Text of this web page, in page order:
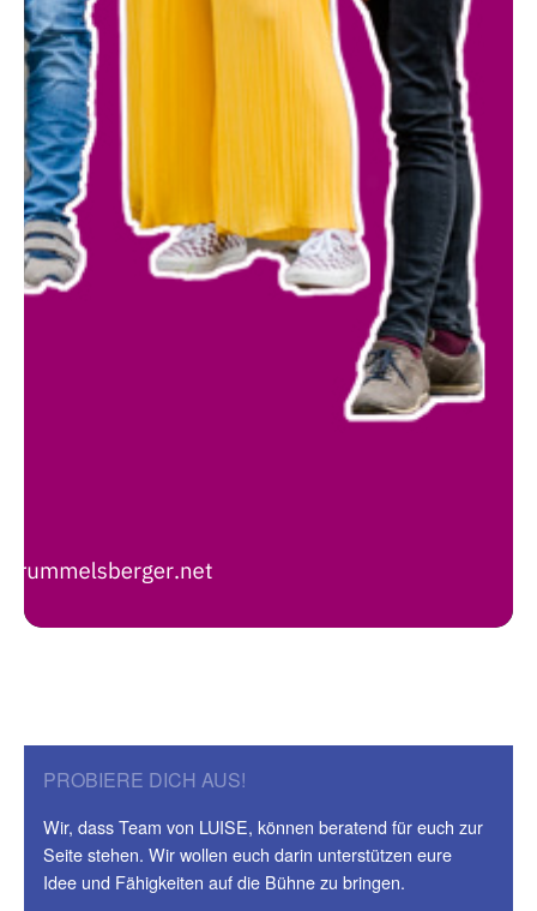
PROBIERE DICH AUS!
Wir, dass Team von LUISE, können beratend für euch zur
Seite stehen. Wir wollen euch darin unterstützen eure
Idee und Fähigkeiten auf die Bühne zu bringen.